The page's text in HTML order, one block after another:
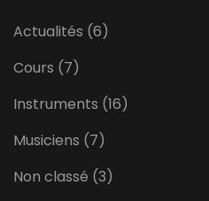
Actualités (6)
Cours (7)
Instruments (16)
Musiciens (7)
Non classé (3)